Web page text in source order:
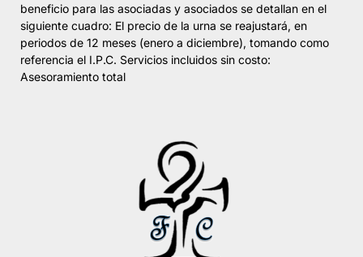
beneficio para las asociadas y asociados se detallan en el
siguiente cuadro: El precio de la urna se reajustará, en
periodos de 12 meses (enero a diciembre), tomando como
referencia el I.P.C. Servicios incluidos sin costo:
Asesoramiento total